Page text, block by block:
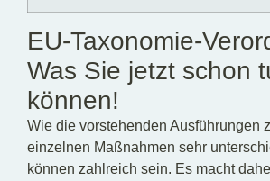
EU-Taxonomie-
Was Sie jetzt schon
können!
Wie die vorstehenden Ausführungen
einzelnen Maßnahmen sehr
können zahlreich sein. Es macht